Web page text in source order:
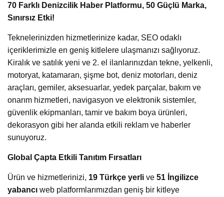
70 Farklı Denizcilik Haber Platformu, 50 Güçlü Marka,
Sınırsız Etki!
Teknelerinizden hizmetlerinize kadar, SEO odaklı
içeriklerimizle en geniş kitlelere ulaşmanızı sağlıyoruz.
Kiralık ve satılık yeni ve 2. el ilanlarınızdan tekne, yelkenli,
motoryat, katamaran, şişme bot, deniz motorları, deniz
araçları, gemiler, aksesuarlar, yedek parçalar, bakım ve
onarım hizmetleri, navigasyon ve elektronik sistemler,
güvenlik ekipmanları, tamir ve bakım boya ürünleri,
dekorasyon gibi her alanda etkili reklam ve haberler
sunuyoruz.
Global Çapta Etkili Tanıtım Fırsatları
Ürün ve hizmetlerinizi, 19 Türkçe yerli ve 51 İngilizce
yabancı web platformlarımızdan geniş bir kitleye